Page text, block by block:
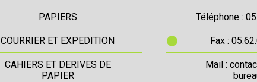
PAPIERS
COURRIER ET EXPEDITION
CAHIERS ET DERIVES DE
PAPIER
Téléphone :
Fax :
Mail :